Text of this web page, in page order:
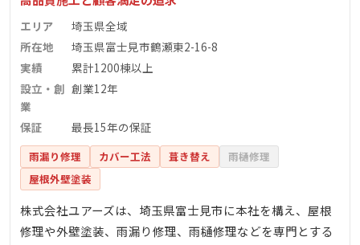
エリア
埼玉県全域
所在地
埼玉県富士見市鶴瀬東2-16-8
実績
累計1200棟以上
設立・創
業
創業12年
保証 最長15年の保証
雨漏り修理 カバー工法 葺き替え
雨樋修理
屋根外壁塗装
株式会社ユアーズは、埼玉県富士見市に本社を構え、屋根
修理や外壁塗装、雨漏り修理、雨樋修理などを専門とする